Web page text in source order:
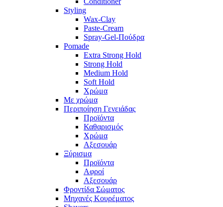
Styling
Wax-Clay
Paste-Cream
Spray-Gel-Πούδρα
Pomade
Extra Strong Hold
Strong Hold
Medium Hold
Soft Hold
Χρώμα
Με χρώμα
Περιποίηση Γενειάδας
Προϊόντα
Καθαρισμός
Χρώμα
Αξεσουάρ
Ξύρισμα
Προϊόντα
Αφροί
Αξεσουάρ
Φροντίδα Σώματος
Μηχανές Κουρέματος